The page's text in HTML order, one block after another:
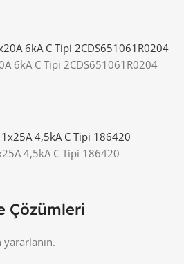
6kA C Tipi 2CDS651061R0204
4,5kA C Tipi 186420
Çözümleri
yararlanın.